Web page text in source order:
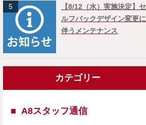
5
【8/12（水）実施決定】セ
ルフバックデザイン変更に
伴うメンテナンス
カテゴリー
A8スタッフ通信